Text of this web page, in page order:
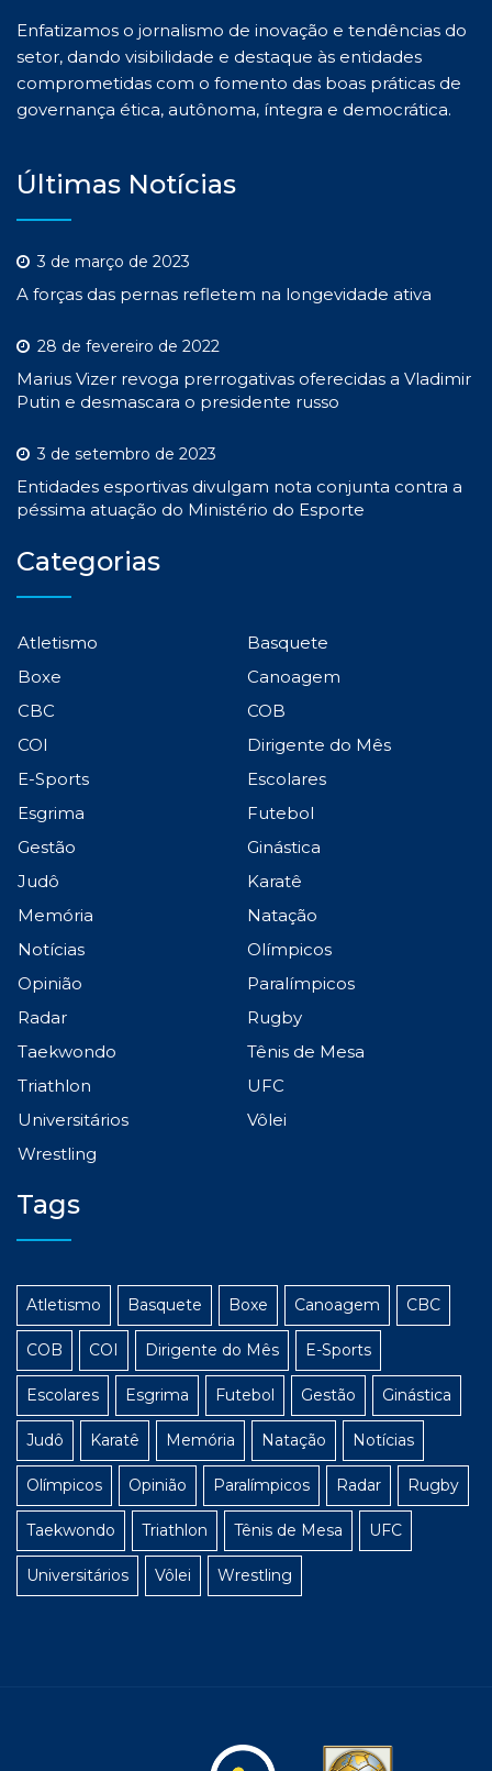
Enfatizamos o jornalismo de inovação e tendências do
setor, dando visibilidade e destaque às entidades
comprometidas com o fomento das boas práticas de
governança ética, autônoma, íntegra e democrática.
Últimas Notícias
3 de março de 2023
A forças das pernas refletem na longevidade ativa
28 de fevereiro de 2022
Marius Vizer revoga prerrogativas oferecidas a Vladimir
Putin e desmascara o presidente russo
3 de setembro de 2023
Entidades esportivas divulgam nota conjunta contra a
péssima atuação do Ministério do Esporte
Categorias
Atletismo
Basquete
Boxe
Canoagem
CBC
COB
COI
Dirigente do Mês
E-Sports
Escolares
Esgrima
Futebol
Gestão
Ginástica
Judô
Karatê
Memória
Natação
Notícias
Olímpicos
Opinião
Paralímpicos
Radar
Rugby
Taekwondo
Tênis de Mesa
Triathlon
UFC
Universitários
Vôlei
Wrestling
Tags
Atletismo Basquete Boxe Canoagem CBC
COB COI Dirigente do Mês E-Sports
Escolares Esgrima Futebol Gestão Ginástica
Judô Karatê Memória Natação Notícias
Olímpicos Opinião Paralímpicos Radar Rugby
Taekwondo Triathlon Tênis de Mesa UFC
Universitários Vôlei Wrestling